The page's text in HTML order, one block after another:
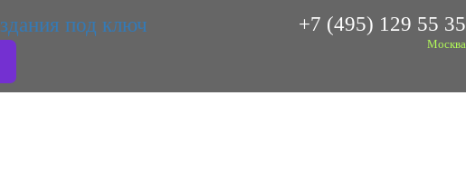
+7 (495) 129 55 35
Москва